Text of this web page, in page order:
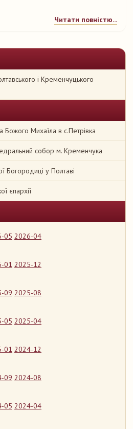
і Кременчуцького
Божого Михаїла в с.Петрівка
собор м. Кременчука
Богородиці у Полтаві
єпархії
05 2026-04
01 2025-12
09 2025-08
05 2025-04
01 2024-12
09 2024-08
05 2024-04
Читати повністю...